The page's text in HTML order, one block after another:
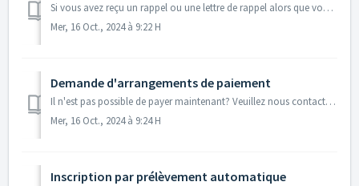
Si vous avez reçu un rappel ou une lettre de rappel alors que vous avez déjà payé le montant dû, il est possible que votre paiement et la lettre de rappel s...
Mer, 16 Oct., 2024 à 9:22 H
Demande d'arrangements de paiement
Il n'est pas possible de payer maintenant? Veuillez nous contacter, de préférence par e-mail debiteuren@kiwacmr.nl.
Mer, 16 Oct., 2024 à 9:24 H
Inscription par prélèvement automatique